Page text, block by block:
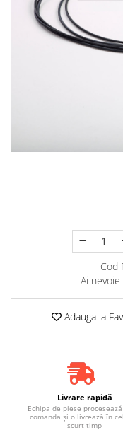
Cod
Ai
Adauga la
Livrare rapidă
Echipa de piese
comanda și o livrează în
scurt timp